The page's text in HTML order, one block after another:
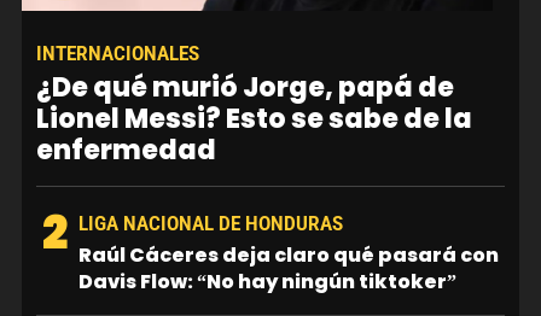
INTERNACIONALES
¿De qué murió Jorge, papá de
Lionel Messi? Esto se sabe de la
enfermedad
2 LIGA NACIONAL DE HONDURAS
Raúl Cáceres deja claro qué pasará con
Davis Flow: “No hay ningún tiktoker”